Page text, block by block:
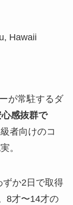
Hawaii
が常駐するダ
感抜群で
者向けのコ
。
ずか2日で取得
8才〜14才の